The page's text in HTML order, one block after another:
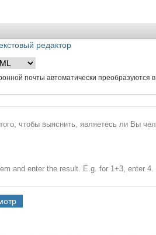
редактор
почты автоматически преобразуются
чтобы выяснить, являетесь ли Вы
and enter the result. E.g. for 1+3, enter 4.